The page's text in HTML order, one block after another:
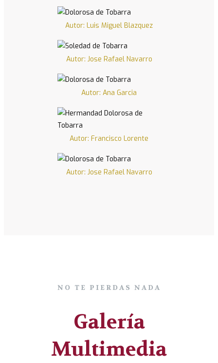
Autor: Luis Miguel Blazquez
Autor: Jose Rafael Navarro
Autor: Ana Garcia
Autor: Francisco Lorente
Autor: Jose Rafael Navarro
NO TE PIERDAS NADA
Galería
Multimedia